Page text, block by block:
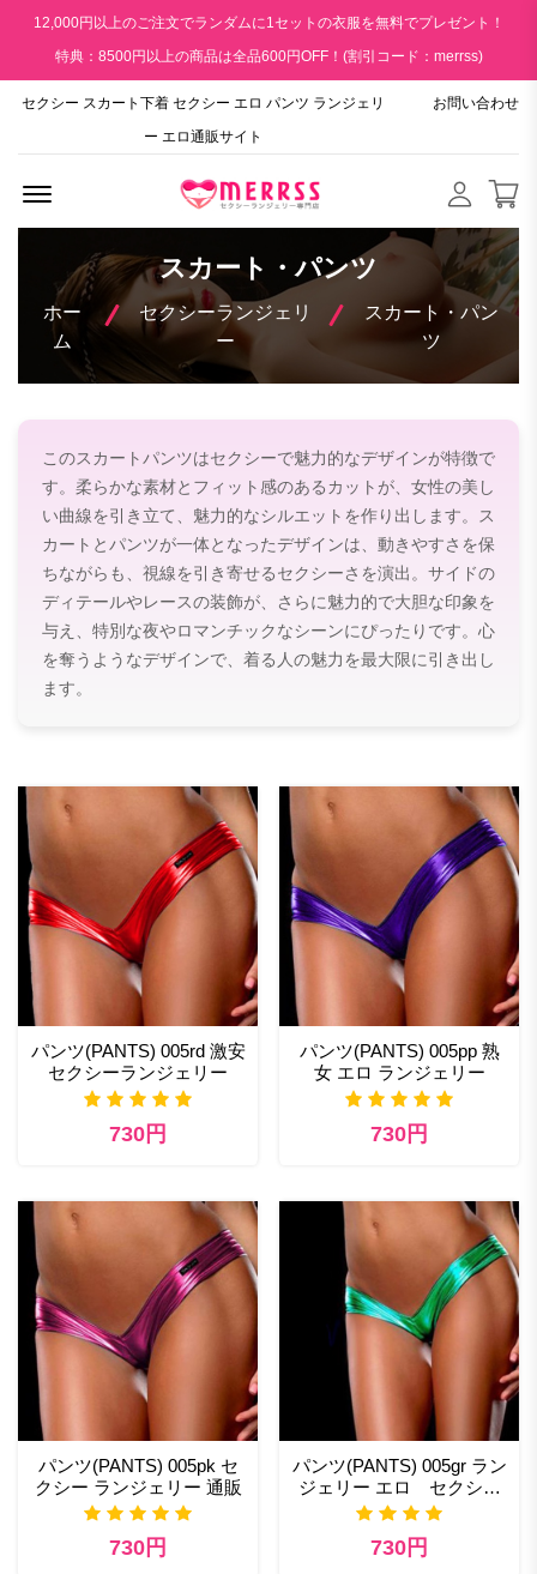
12,000円以上のご注文でランダムに1セットの衣服を無料でプレゼント！
特典：8500円以上の商品は全品600円OFF！(割引コード：merrss)
セクシー スカート下着 セクシー エロ パンツ ランジェリ
ー エロ通販サイト
お問い合わせ
スカート・パンツ
ホー
ム
セクシーランジェリ
ー
スカート・パン
ツ
このスカートパンツはセクシーで魅力的なデザインが特徴で
す。柔らかな素材とフィット感のあるカットが、女性の美し
い曲線を引き立て、魅力的なシルエットを作り出します。ス
カートとパンツが一体となったデザインは、動きやすさを保
ちながらも、視線を引き寄せるセクシーさを演出。サイドの
ディテールやレースの装飾が、さらに魅力的で大胆な印象を
与え、特別な夜やロマンチックなシーンにぴったりです。心
を奪うようなデザインで、着る人の魅力を最大限に引き出し
ます。
パンツ(PANTS) 005rd 激安
セクシーランジェリー
730円
パンツ(PANTS) 005pp 熟
女 エロ ランジェリー
730円
パンツ(PANTS) 005pk セ
クシー ランジェリー 通販
730円
パンツ(PANTS) 005gr ラン
ジェリー エロ セクシー
下着
730円